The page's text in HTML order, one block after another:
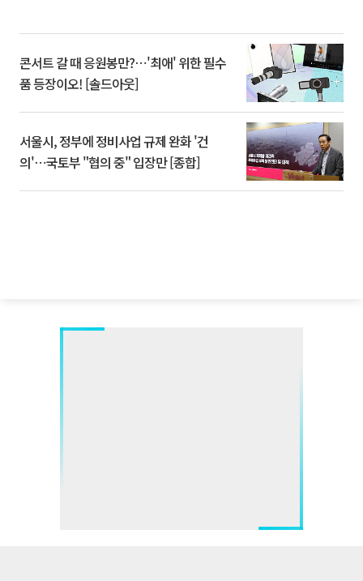
콘서트 갈 때 응원봉만?⋯'최애' 위한 필수
품 등장이오! [솔드아웃]
서울시, 정부에 정비사업 규제 완화 '건
의'⋯국토부 "협의 중" 입장만 [종합]